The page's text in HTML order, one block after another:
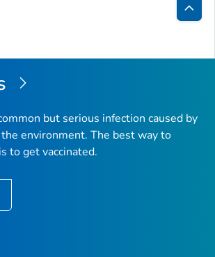
la
but serious infection caused by
environment. The best way to
to get vaccinated.